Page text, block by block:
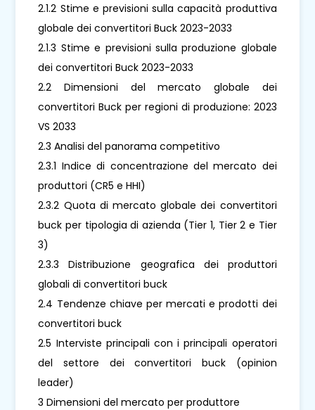
2.1.2 Stime e previsioni sulla capacità produttiva
globale dei convertitori Buck 2023-2033
2.1.3 Stime e previsioni sulla produzione globale
dei convertitori Buck 2023-2033
2.2 Dimensioni del mercato globale dei
convertitori Buck per regioni di produzione: 2023
VS 2033
2.3 Analisi del panorama competitivo
2.3.1 Indice di concentrazione del mercato dei
produttori (CR5 e HHI)
2.3.2 Quota di mercato globale dei convertitori
buck per tipologia di azienda (Tier 1, Tier 2 e Tier
3)
2.3.3 Distribuzione geografica dei produttori
globali di convertitori buck
2.4 Tendenze chiave per mercati e prodotti dei
convertitori buck
2.5 Interviste principali con i principali operatori
del settore dei convertitori buck (opinion
leader)
3 Dimensioni del mercato per produttore